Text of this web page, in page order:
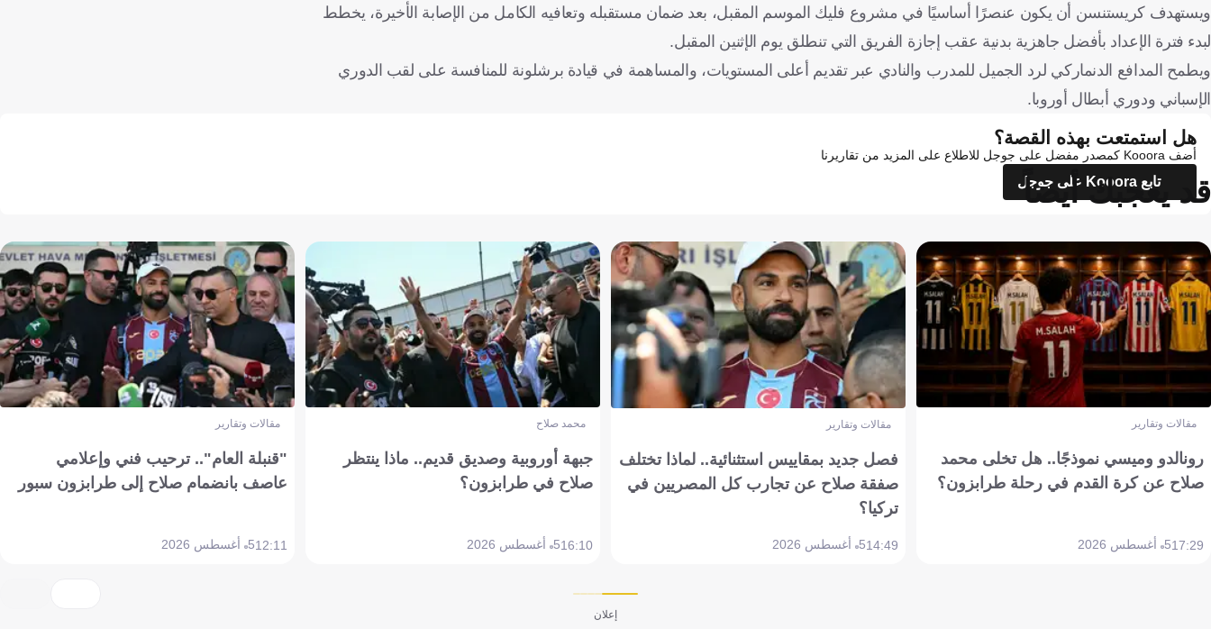
ويستهدف كريستنسن أن يكون عنصرًا أساسيًا في مشروع فليك الموسم المقبل، بعد ضمان مستقبله وتعافيه الكامل من الإصابة الأخيرة، يخطط
لبدء فترة الإعداد بأفضل جاهزية بدنية عقب إجازة الفريق التي تنطلق يوم الإثنين المقبل.
ويطمح المدافع الدنماركي لرد الجميل للمدرب والنادي عبر تقديم أعلى المستويات، والمساهمة في قيادة برشلونة للمنافسة على لقب الدوري
الإسباني ودوري أبطال أوروبا.
هل استمتعت بهذه القصة؟
أضف Kooora كمصدر مفضل على جوجل للاطلاع على المزيد من تقاريرنا
تابع Kooora على جوجل
قد يعجبك أيضاً
مقالات وتقارير
رونالدو وميسي نموذجًا.. هل تخلى محمد
صلاح عن كرة القدم في رحلة طرابزون؟
17:295 أغسطس 2026
مقالات وتقارير
فصل جديد بمقاييس استثنائية.. لماذا تختلف
صفقة صلاح عن تجارب كل المصريين في
تركيا؟
14:495 أغسطس 2026
محمد صلاح
جبهة أوروبية وصديق قديم.. ماذا ينتظر
صلاح في طرابزون؟
16:105 أغسطس 2026
مقالات وتقارير
"قنبلة العام".. ترحيب فني وإعلامي
عاصف بانضمام صلاح إلى طرابزون سبور
12:115 أغسطس 2026
إعلان